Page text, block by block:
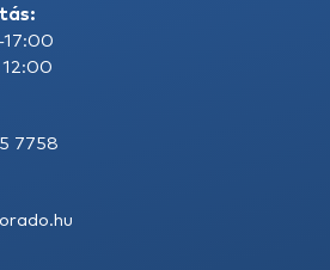
17:00
7758